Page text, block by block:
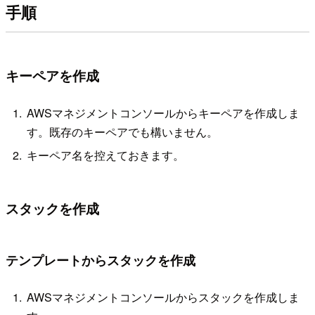
手順
キーペアを作成
AWSマネジメントコンソールからキーペアを作成しま
す。既存のキーペアでも構いません。
キーペア名を控えておきます。
スタックを作成
テンプレートからスタックを作成
AWSマネジメントコンソールからスタックを作成しま